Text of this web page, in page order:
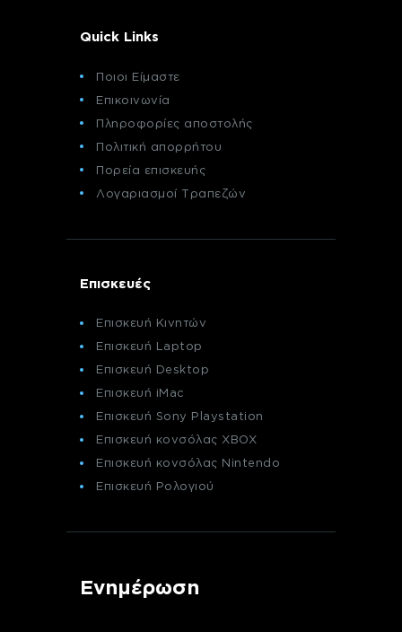
Quick Links
Ποιοι Είμαστε
Επικοινωνία
Πληροφορίες αποστολής
Πολιτική απορρήτου
Πορεία επισκευής
Λογαριασμοί Τραπεζών
Επισκευές
Επισκευή Κινητών
Επισκευή Laptop
Επισκευή Desktop
Επισκευή iMac
Επισκευή Sony Playstation
Επισκευή κονσόλας XBOX
Επισκευή κονσόλας Nintendo
Επισκευή Ρολογιού
Ενημέρωση